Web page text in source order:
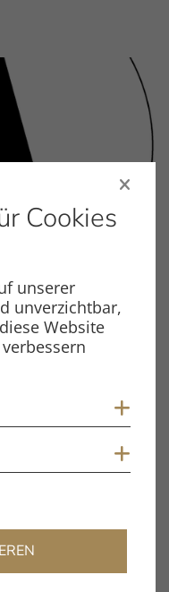
Cookies
unserer
unverzichtbar,
Website